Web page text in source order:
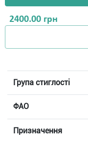
2400.00 грн
Група стиглості
ФАО
Призначення